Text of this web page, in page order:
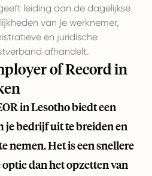
leiding aan de dagelijkse
van je werknemer,
en juridische
afhandelt.
of Record in
in Lesotho biedt een
je bedrijf uit te breiden en
nemen. Het is een snellere
dan het opzetten van